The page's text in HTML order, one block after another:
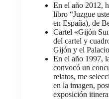
En el año 2012,
libro “Juzgue
en España), de
Cartel «Gijón
del cartel y
Gijón y el
En el año 1997,
convocó un
relatos, me
en la imagen,
exposición